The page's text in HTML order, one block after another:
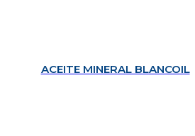
ACEITE MINERAL BLANCOIL